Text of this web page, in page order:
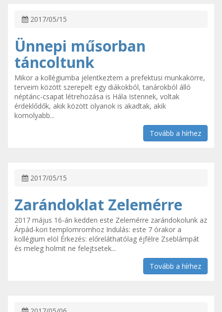
2017/05/15
Ünnepi műsorban
táncoltunk
Mikor a kollégiumba jelentkeztem a prefektusi munkakörre,
terveim között szerepelt egy diákokból, tanárokból álló
néptánc-csapat létrehozása is Hála Istennek, voltak
érdeklődők, akik között olyanok is akadtak, akik
komolyabb...
Tovább a hírhez
2017/05/15
Zarándoklat Zelemérre
2017 május 16-án kedden este Zelemérre zarándokolunk az
Árpád-kori templomromhoz Indulás: este 7 órakor a
kollégium elöl Érkezés: előreláthatólag éjfélre Zseblámpát
és meleg holmit ne felejtsetek...
Tovább a hírhez